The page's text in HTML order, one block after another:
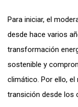
Para iniciar, el
desde hace varios
transformación
sostenible y
climático. Por ello,
transición desde los